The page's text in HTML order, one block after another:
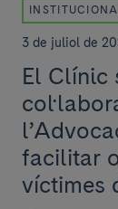
3 de juliol de
El Clínic
facilitar
víctimes